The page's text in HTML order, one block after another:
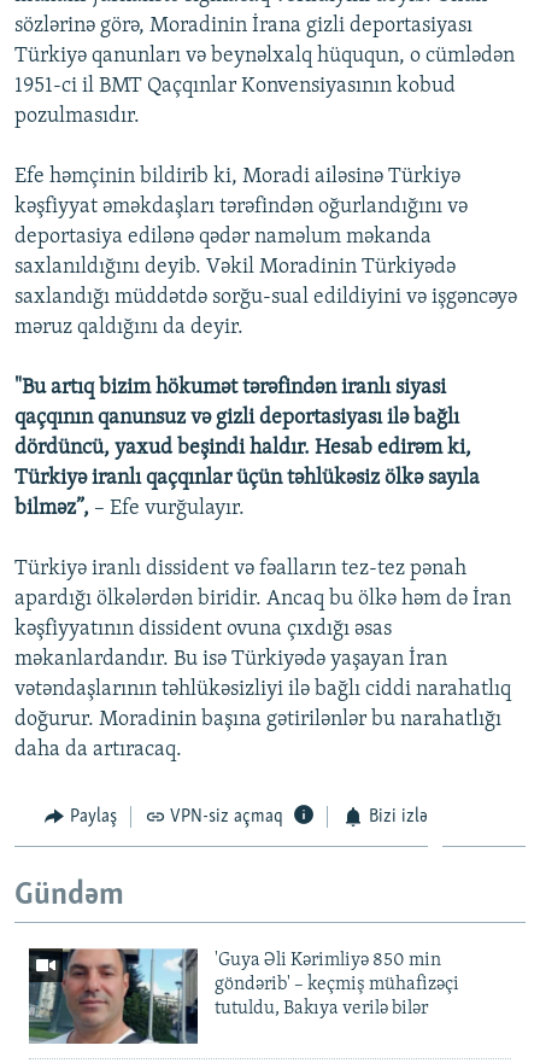
sözlərinə görə, Moradinin İrana gizli deportasiyası
Türkiyə qanunları və beynəlxalq hüququn, o cümlədən
1951-ci il BMT Qaçqınlar Konvensiyasının kobud
pozulmasıdır.
Efe həmçinin bildirib ki, Moradi ailəsinə Türkiyə
kəşfiyyat əməkdaşları tərəfindən oğurlandığını və
deportasiya edilənə qədər naməlum məkanda
saxlanıldığını deyib. Vəkil Moradinin Türkiyədə
saxlandığı müddətdə sorğu-sual edildiyini və işgəncəyə
məruz qaldığını da deyir.
"Bu artıq bizim hökumət tərəfindən iranlı siyasi
qaçqının qanunsuz və gizli deportasiyası ilə bağlı
dördüncü, yaxud beşindi haldır. Hesab edirəm ki,
Türkiyə iranlı qaçqınlar üçün təhlükəsiz ölkə sayıla
bilməz”, – Efe vurğulayır.
Türkiyə iranlı dissident və fəalların tez-tez pənah
apardığı ölkələrdən biridir. Ancaq bu ölkə həm də İran
kəşfiyyatının dissident ovuna çıxdığı əsas
məkanlardandır. Bu isə Türkiyədə yaşayan İran
vətəndaşlarının təhlükəsizliyi ilə bağlı ciddi narahatlıq
doğurur. Moradinin başına gətirilənlər bu narahatlığı
daha da artıracaq.
Paylaş VPN-siz açmaq Bizi izlə
Gündəm
'Guya Əli Kərimliyə 850 min
göndərib' – keçmiş mühafizəçi
tutuldu, Bakıya verilə bilər